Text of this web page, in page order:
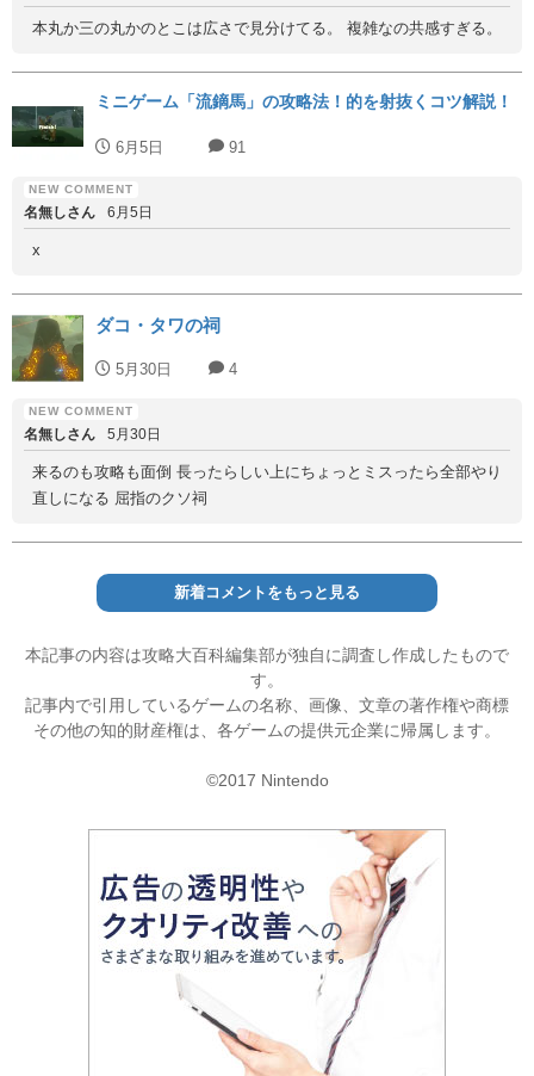
本丸か三の丸かのとこは広さで見分けてる。 複雑なの共感すぎる。
ミニゲーム「流鏑馬」の攻略法！的を射抜くコツ解説！
6月5日 91
名無しさん 6月5日
x
ダコ・タワの祠
5月30日 4
名無しさん 5月30日
来るのも攻略も面倒 長ったらしい上にちょっとミスったら全部やり
直しになる 屈指のクソ祠
新着コメントをもっと見る
本記事の内容は攻略大百科編集部が独自に調査し作成したもので
す。
記事内で引用しているゲームの名称、画像、文章の著作権や商標
その他の知的財産権は、各ゲームの提供元企業に帰属します。
©2017 Nintendo